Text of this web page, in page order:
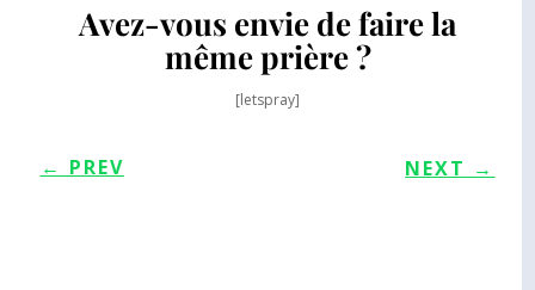
Avez-vous envie de faire la
même prière ?
[letspray]
← PREV NEXT →